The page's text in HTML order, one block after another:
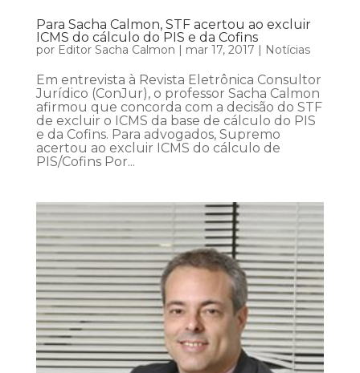
Para Sacha Calmon, STF acertou ao excluir
ICMS do cálculo do PIS e da Cofins
por Editor Sacha Calmon | mar 17, 2017 | Notícias
Em entrevista à Revista Eletrônica Consultor
Jurídico (ConJur), o professor Sacha Calmon
afirmou que concorda com a decisão do STF
de excluir o ICMS da base de cálculo do PIS
e da Cofins. Para advogados, Supremo
acertou ao excluir ICMS do cálculo de
PIS/Cofins Por...